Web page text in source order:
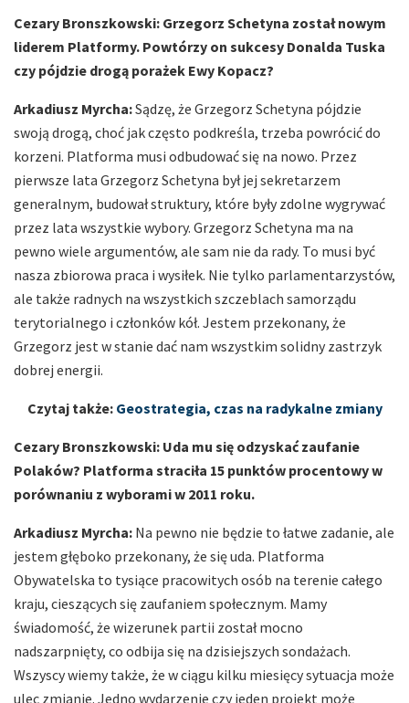
Cezary Bronszkowski: Grzegorz Schetyna został nowym
liderem Platformy. Powtórzy on sukcesy Donalda Tuska
czy pójdzie drogą porażek Ewy Kopacz?
Arkadiusz Myrcha:Sądzę, że Grzegorz Schetyna pójdzie
swoją drogą, choć jak często podkreśla, trzeba powrócić do
korzeni. Platforma musi odbudować się na nowo. Przez
pierwsze lata Grzegorz Schetyna był jej sekretarzem
generalnym, budował struktury, które były zdolne wygrywać
przez lata wszystkie wybory. Grzegorz Schetyna ma na
pewno wiele argumentów, ale sam nie da rady. To musi być
nasza zbiorowa praca i wysiłek. Nie tylko parlamentarzystów,
ale także radnych na wszystkich szczeblach samorządu
terytorialnego i członków kół. Jestem przekonany, że
Grzegorz jest w stanie dać nam wszystkim solidny zastrzyk
dobrej energii.
Czytaj także: Geostrategia, czas na radykalne zmiany
Cezary Bronszkowski: Uda mu się odzyskać zaufanie
Polaków? Platforma straciła 15 punktów procentowy w
porównaniu z wyborami w 2011 roku.
Arkadiusz Myrcha: Na pewno nie będzie to łatwe zadanie, ale
jestem głęboko przekonany, że się uda. Platforma
Obywatelska to tysiące pracowitych osób na terenie całego
kraju, cieszących się zaufaniem społecznym. Mamy
świadomość, że wizerunek partii został mocno
nadszarpnięty, co odbija się na dzisiejszych sondażach.
Wszyscy wiemy także, że w ciągu kilku miesięcy sytuacja może
ulec zmianie. Jedno wydarzenie czy jeden projekt może